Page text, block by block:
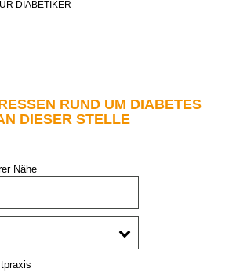
DIABETIKER
RUND UM DIABETES
DIESER STELLE
Nähe